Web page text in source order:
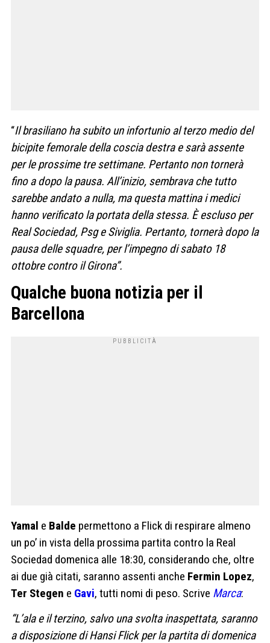
“Il brasiliano ha subito un infortunio al terzo medio del
bicipite femorale della coscia destra e sarà assente
per le prossime tre settimane. Pertanto non tornerà
fino a dopo la pausa. All’inizio, sembrava che tutto
sarebbe andato a nulla, ma questa mattina i medici
hanno verificato la portata della stessa. È escluso per
Real Sociedad, Psg e Siviglia. Pertanto, tornerà dopo la
pausa delle squadre, per l’impegno di sabato 18
ottobre contro il Girona”.
Qualche buona notizia per il
Barcellona
Yamal e Balde permettono a Flick di respirare almeno
un po’ in vista della prossima partita contro la Real
Sociedad domenica alle 18:30, considerando che, oltre
ai due già citati, saranno assenti anche Fermin Lopez,
Ter Stegen e Gavi, tutti nomi di peso. Scrive Marca:
“L’ala e il terzino, salvo una svolta inaspettata, saranno
a disposizione di Hansi Flick per la partita di domenica